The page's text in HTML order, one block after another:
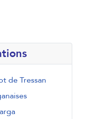
de Tressan